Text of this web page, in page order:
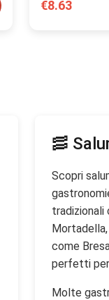
€8.63
🥓
Scopri
tradizionali
come
perfetti per
Molte